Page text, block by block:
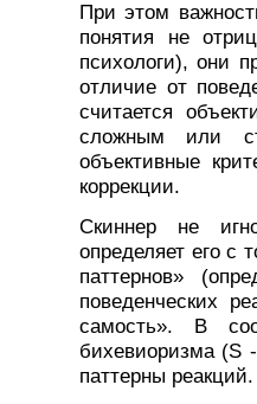
При этом
понятия не
психологи), они
отличие от
считается
сложным или
объективные
коррекции.
Скиннер не
определяет его с
паттернов»
поведенческих
самость». В
бихевиоризма (S
паттерны реакций.